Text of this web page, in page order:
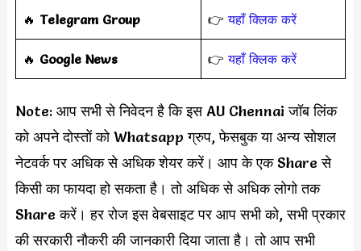
‎️‍🔥 Telegram Group 👉यहाँ क्लिक करें
️‍🔥 Google News 👉 यहाँ क्लिक करें
Note: आप सभी से निवेदन है कि इस AU Chennai जॉब लिंक
को अपने दोस्तों को Whatsapp ग्रुप, फेसबुक या अन्य सोशल
नेटवर्क पर अधिक से अधिक शेयर करें। आप के एक Share से
किसी का फायदा हो सकता है। तो अधिक से अधिक लोगो तक
Share करें। हर रोज इस वेबसाइट पर आप सभी को, सभी प्रकार
की सरकारी नौकरी की जानकारी दिया जाता है। तो आप सभी